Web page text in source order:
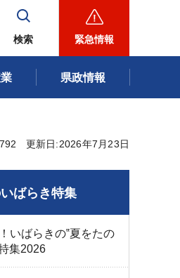
検索 緊急情報
県政情報
更新日:2026年7月23日
ばらき特集
いばらきの‟夏をたの
集2026